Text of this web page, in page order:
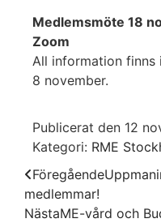
Medlemsmöte 18
Zoom
All information finns
8 november.
Publicerat den 12
Kategori: RME
Föregående
medlemmar!
NästaME-vård och